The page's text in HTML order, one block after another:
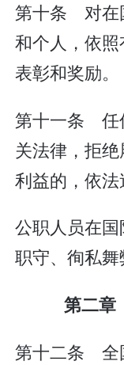
第十条 对在
和个人，依
表彰和奖励。
第十一条 任
关法律，拒
利益的，依法
公职人员在
职守、徇私舞
第二
第十二条 全